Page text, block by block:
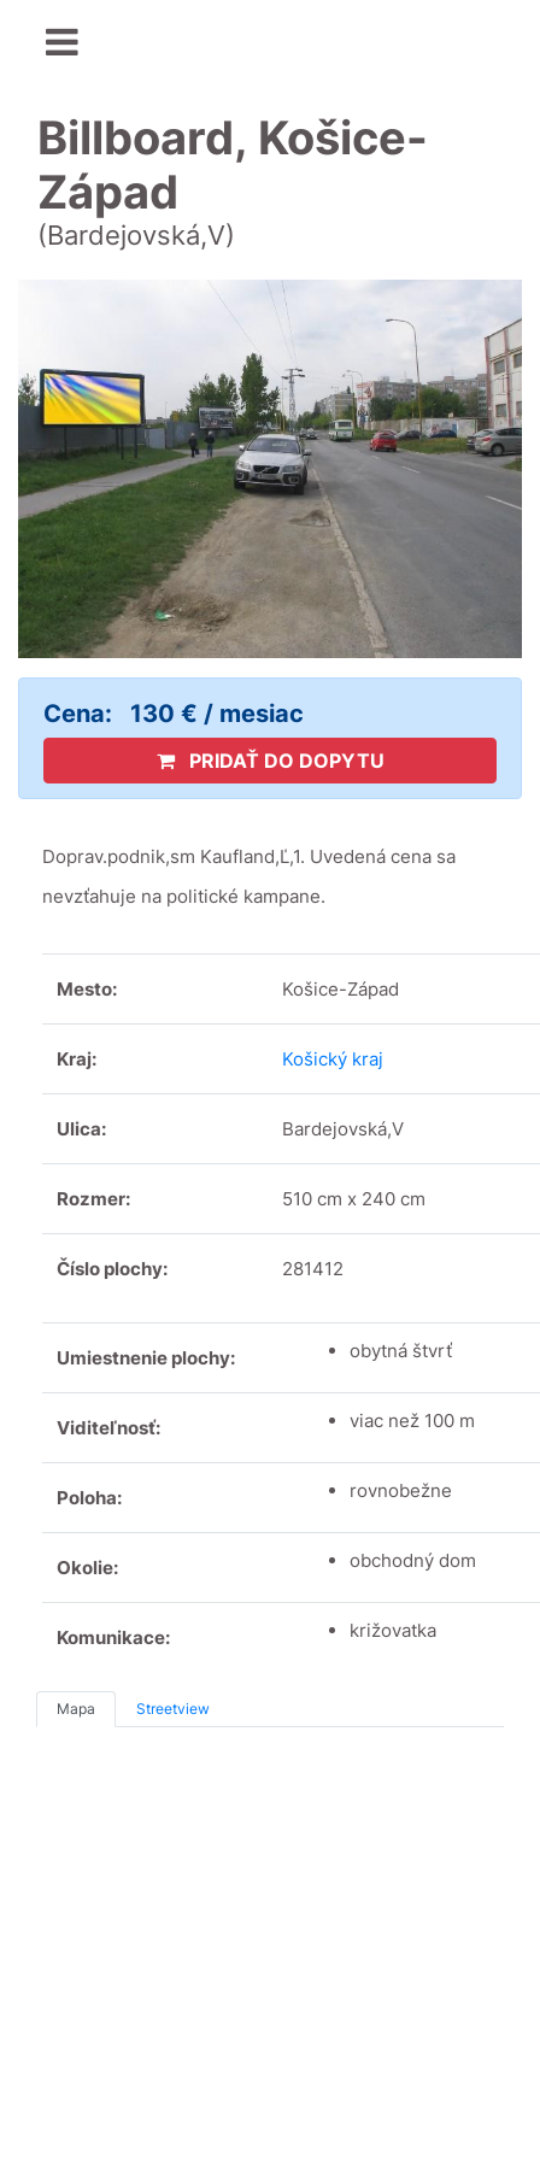
Billboard, Košice-
Západ
(Bardejovská,V)
Cena: 130 € / mesiac
PRIDAŤ DO DOPYTU
Doprav.podnik,sm Kaufland,Ľ,1. Uvedená cena sa
nevzťahuje na politické kampane.
Mesto: Košice-Západ
Kraj: Košický kraj
Ulica: Bardejovská,V
Rozmer: 510 cm x 240 cm
Číslo plochy: 281412
Umiestnenie plochy: obytná štvrť
Viditeľnosť: viac než 100 m
Poloha: rovnobežne
Okolie: obchodný dom
Komunikace: križovatka
Mapa Streetview